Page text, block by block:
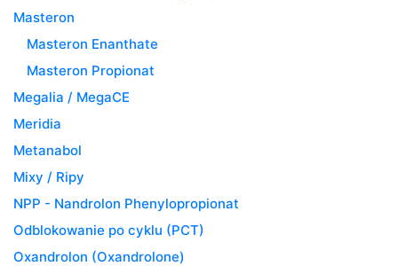
Masteron
Masteron Enanthate
Masteron Propionat
Megalia / MegaCE
Meridia
Metanabol
Mixy / Ripy
NPP - Nandrolon Phenylopropionat
Odblokowanie po cyklu (PCT)
Oxandrolon (Oxandrolone)